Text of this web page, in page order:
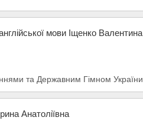
мови Іщенко Валентина
та Державним Гімном України.
Анатоліївна